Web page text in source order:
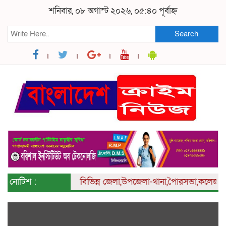
শনিবার, ০৮ অগাস্ট ২০২৬, ০৫:৪০ পূর্বাহ্ন
Search
নোটিশ : বিভিন্নজেলা,উপজেলা-থানা,পৈারসভা,কলেজ ও